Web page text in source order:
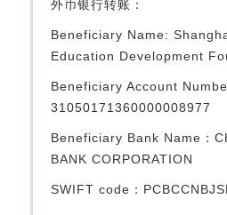
外币银行转账：
Beneficiary Name:
Education Development
Beneficiary Account
31050171360000008977
Beneficiary Bank Name：
BANK CORPORATION
SWIFT code：